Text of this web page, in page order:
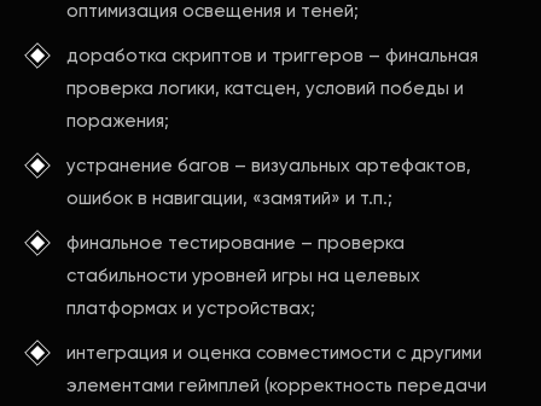
оптимизация освещения и теней;
доработка скриптов и триггеров – финальная
проверка логики, катсцен, условий победы и
поражения;
устранение багов – визуальных артефактов,
ошибок в навигации, «замятий» и т.п.;
финальное тестирование – проверка
стабильности уровней игры на целевых
платформах и устройствах;
интеграция и оценка совместимости с другими
элементами геймплей (корректность передачи